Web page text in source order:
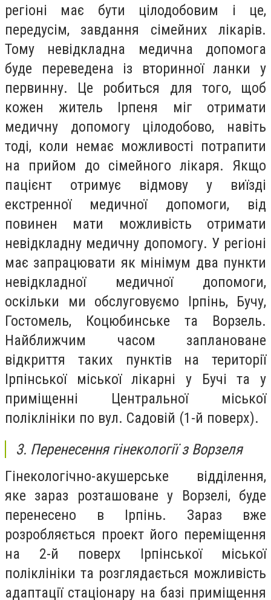
регіоні має бути цілодобовим і це,
передусім, завдання сімейних лікарів.
Тому невідкладна медична допомога
буде переведена із вторинної ланки у
первинну. Це робиться для того, щоб
кожен житель Ірпеня міг отримати
медичну допомогу цілодобово, навіть
тоді, коли немає можливості потрапити
на прийом до сімейного лікаря. Якщо
пацієнт отримує відмову у виїзді
екстренної медичної допомоги, від
повинен мати можливість отримати
невідкладну медичну допомогу. У регіоні
має запрацювати як мінімум два пункти
невідкладної медичної допомоги,
оскільки ми обслуговуємо Ірпінь, Бучу,
Гостомель, Коцюбинське та Ворзель.
Найближчим часом заплановане
відкриття таких пунктів на території
Ірпінської міської лікарні у Бучі та у
приміщенні Центральної міської
поліклініки по вул. Садовій (1-й поверх).
3. Перенесення гінекології з Ворзеля
Гінекологічно-акушерське відділення,
яке зараз розташоване у Ворзелі, буде
перенесено в Ірпінь. Зараз вже
розробляється проект його переміщення
на 2-й поверх Ірпінської міської
поліклініки та розглядається можливість
адаптації стаціонару на базі приміщення